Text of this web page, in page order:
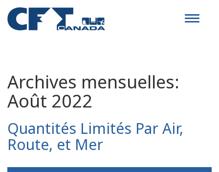
Toggle
Archives mensuelles:
Août 2022
Quantités Limités Par Air,
Route, et Mer